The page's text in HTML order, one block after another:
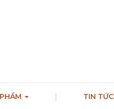
TIN TỨC